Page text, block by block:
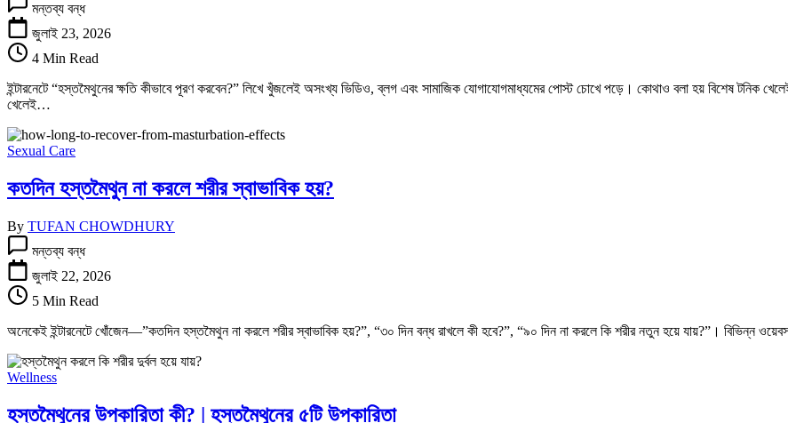
ক্ষতি
কীভাবে
পূরণ
করবেন?
তে
মন্তব্য বন্ধ
জুলাই 23, 2026
4 Min Read
ইন্টারনেটে “হস্তমৈথুনের ক্ষতি কীভাবে পূরণ করবেন?” লিখে খুঁজলেই অসংখ্য ভিডিও, ব্লগ এবং সামাজিক যোগাযোগমাধ্যমের পোস্ট চোখে পড়ে। কোথাও বলা হয় বিশেষ টনিক খেলেই
খেলেই…
Sexual Care
কতদিন হস্তমৈথুন না করলে শরীর স্বাভাবিক হয়?
By TUFAN CHOWDHURY
হস্তমৈথুন
না
করলে
শরীর
স্বাভাবিক
হয়?
তে
মন্তব্য বন্ধ
জুলাই 22, 2026
5 Min Read
অনেকেই ইন্টারনেটে খোঁজেন—”কতদিন হস্তমৈথুন না করলে শরীর স্বাভাবিক হয়?”, “৩০ দিন বন্ধ রাখলে কী হবে?”, “৯০ দিন না করলে কি শরীর নতুন হয়ে যায়?”। বিভিন্ন
Wellness
হস্তমৈথুনের উপকারিতা কী? | হস্তমৈথুনের ৫টি উপকারিতা